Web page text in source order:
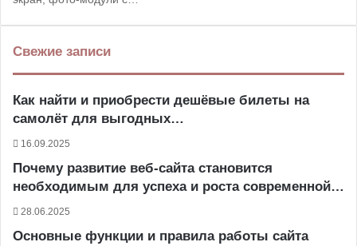
Свежие записи
Как найти и приобрести дешёвые билеты на
самолёт для выгодных…
16.09.2025
Почему развитие веб-сайта становится
необходимым для успеха и роста современной…
28.06.2025
Основные функции и правила работы сайта